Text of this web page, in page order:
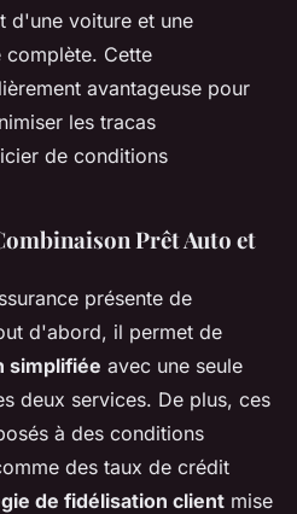
d'une voiture et une
complète. Cette
avantageuse pour
les tracas
de conditions
Prêt Auto et
présente de
d'abord, il permet de
simplifiée avec une seule
deux services. De plus, ces
à des conditions
des taux de crédit
de fidélisation client mise